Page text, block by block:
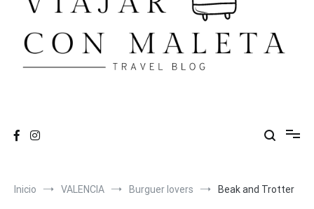
Inicio VALENCIA Burguer lovers Beak and Trotter